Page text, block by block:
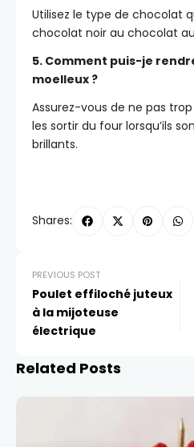
Utilisez le type de chocolat
chocolat noir au chocolat
5. Comment puis-je
moelleux ?
Assurez-vous de ne pas
les sortir du four lorsqu’ils
brillants.
Shares:
PREVIOUS POST
Poulet effiloché juteux
à la mijoteuse
électrique
Related Posts